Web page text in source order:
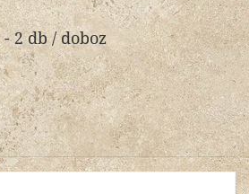
- 2 db / doboz